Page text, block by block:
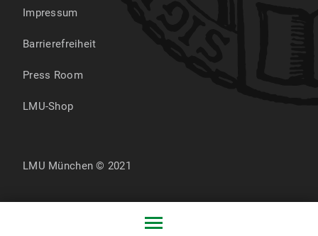
Impressum
Barrierefreiheit
Press Room
LMU-Shop
LMU München © 2021